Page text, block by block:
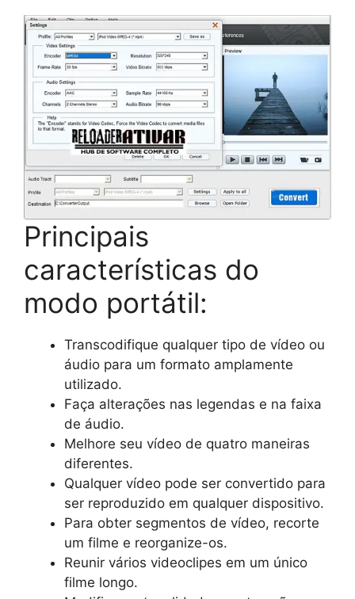
Principais
características do
modo portátil:
Transcodifique qualquer tipo de vídeo ou
áudio para um formato amplamente
utilizado.
Faça alterações nas legendas e na faixa
de áudio.
Melhore seu vídeo de quatro maneiras
diferentes.
Qualquer vídeo pode ser convertido para
ser reproduzido em qualquer dispositivo.
Para obter segmentos de vídeo, recorte
um filme e reorganize-os.
Reunir vários videoclipes em um único
filme longo.